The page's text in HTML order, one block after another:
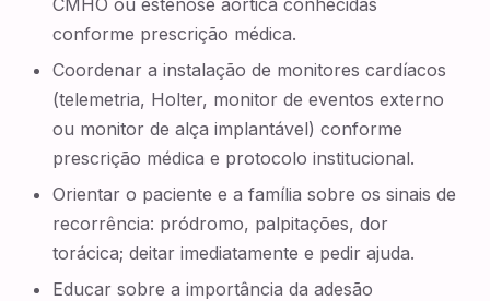
CMHO ou estenose aórtica conhecidas
conforme prescrição médica.
Coordenar a instalação de monitores cardíacos
(telemetria, Holter, monitor de eventos externo
ou monitor de alça implantável) conforme
prescrição médica e protocolo institucional.
Orientar o paciente e a família sobre os sinais de
recorrência: pródromo, palpitações, dor
torácica; deitar imediatamente e pedir ajuda.
Educar sobre a importância da adesão